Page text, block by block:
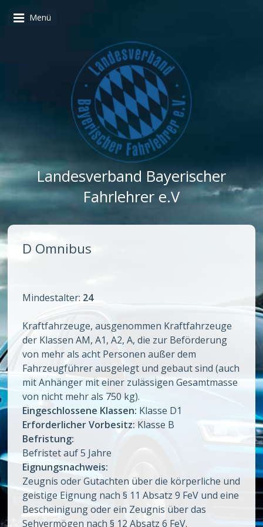
Menü
Landesverband Bayerischer
Fahrlehrer e.V
D Omnibus
Mindestalter: 24
Kraftfahrzeuge, ausgenommen Kraftfahrzeuge
der Klassen AM, A1, A2, A, die zur Beförderung
von mehr als acht Personen außer dem
Fahrzeugführer ausgelegt und gebaut sind (auch
mit Anhänger mit einer zulässigen Gesamtmasse
von nicht mehr als 750 kg).
Eingeschlossene Klassen: Klasse D1
Erforderlicher Vorbesitz: Klasse B
Befristung:
Befristet auf 5 Jahre
Eignungsnachweis:
Zeugnis oder Gutachten über die körperliche und
geistige Eignung nach § 11 Absatz 9 FeV und eine
Bescheinigung oder ein Zeugnis über das
Sehvermögen nach § 12 Absatz 6 FeV.